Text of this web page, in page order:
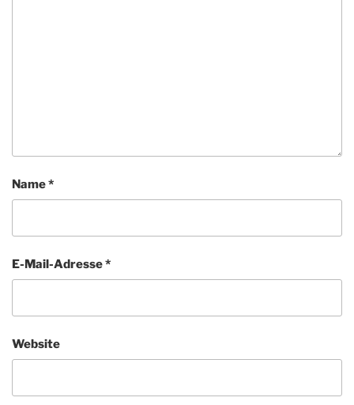
Name*
E-Mail-Adresse*
Website